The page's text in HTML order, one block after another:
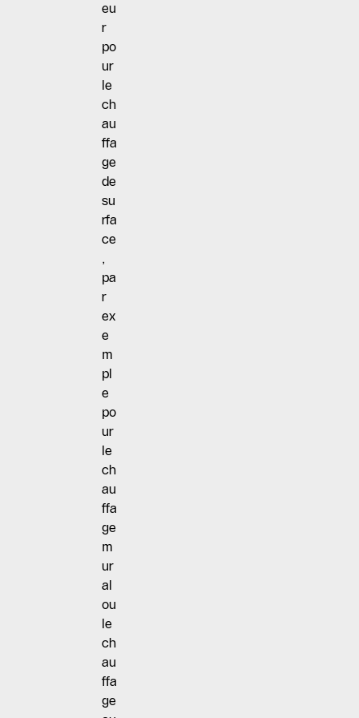
eu
r
po
ur
le
ch
au
ffa
ge
de
su
rfa
ce
,
pa
r
ex
e
m
pl
e
po
ur
le
ch
au
ffa
ge
m
ur
al
ou
le
ch
au
ffa
ge